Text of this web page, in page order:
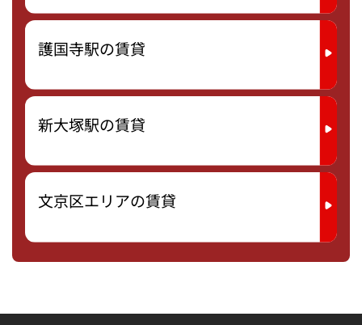
護国寺駅の賃貸
新大塚駅の賃貸
文京区エリアの賃貸